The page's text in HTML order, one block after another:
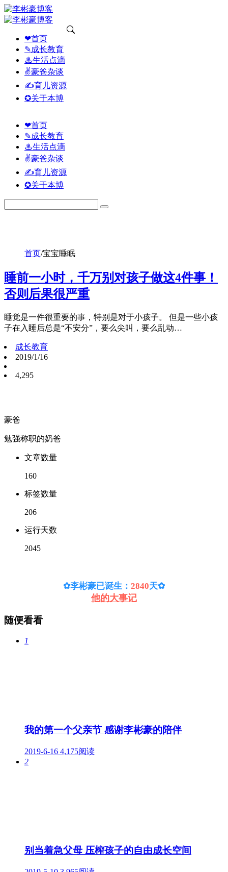
❤首页
✎成长教育
♨生活点滴
✌豪爸杂谈
✍育儿资源
✪关于本博
❤首页
✎成长教育
♨生活点滴
✌豪爸杂谈
✍育儿资源
✪关于本博
首页/宝宝睡眠
睡前一小时，千万别对孩子做这4件事！
否则后果很严重
睡觉是一件很重要的事，特别是对于小孩子。 但是一些小孩
子在入睡后总是“不安分”，要么尖叫，要么乱动…
成长教育
2019/1/16
4,295
豪爸
勉强称职的奶爸
文章数量
160
标签数量
206
运行天数
2045
✿李彬豪已诞生： 2840天✿
他的大事记
随便看看
1
我的第一个父亲节 感谢李彬豪的陪伴
2019-6-16 4,175阅读
2
别当着急父母 压榨孩子的自由成长空间